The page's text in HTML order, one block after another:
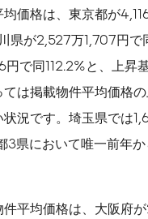
価格は、東京都が
県が2,527万1,707円で
で同112.2%と、上昇
は掲載物件平均価格の
状況です。埼玉県では
3県において唯一前年
件平均価格は、大阪府